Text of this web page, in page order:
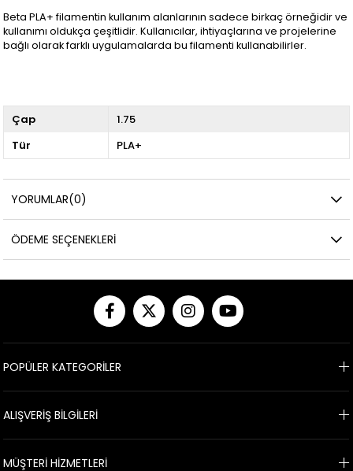
Beta PLA+ filamentin kullanım alanlarının sadece birkaç örneğidir ve
kullanımı oldukça çeşitlidir. Kullanıcılar, ihtiyaçlarına ve projelerine
bağlı olarak farklı uygulamalarda bu filamenti kullanabilirler.
Çap
1.75
Tür
PLA+
YORUMLAR(0)
ÖDEME SEÇENEKLERI
POPÜLER KATEGORİLER
ALIŞVERİŞ BİLGİLERİ
MÜŞTERİ HİZMETLERİ